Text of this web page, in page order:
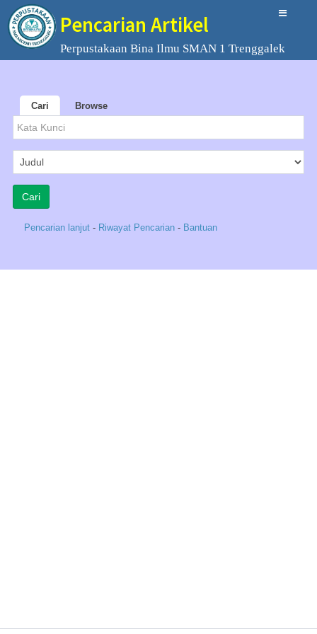
Pencarian Artikel
Perpustakaan Bina Ilmu SMAN 1 Trenggalek
Cari Browse
Pencarian lanjut - Riwayat Pencarian - Bantuan